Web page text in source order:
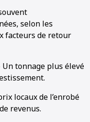
selon les
facteurs de retour
Un tonnage plus élevé
locaux de l’enrobé
revenus.